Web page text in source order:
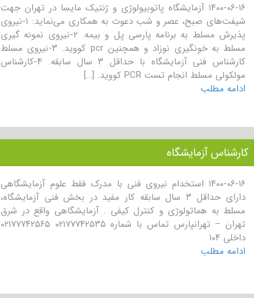
۱۴۰۰-۰۶-۱۶ آزمایشگاه پاتوبیولوژی و ژنتیک مایسا در تهران جهت
شیفت‌های صبح، عصر و شب دعوت به همکاری می‌نماید: ۱-نیروی
پذیرش مسلط به برنامه پارسى پل و بیمه. ۲-نیروی نمونه گیری
مسلط به خونگیری نوزاد و همچنین pcr کووید. ۳-نیروی مسلط
کارشناس فنی آزمایشگاه با حداقل ۳ سال سابقه. ۴-کارشناس
مولکولی مسلط انجام تست PCR کووید. […]
ادامه مطلب
کارشناس آزمایشگاه
۱۴۰۰-۰۶-۱۶ استخدام نیروی فنی با مدرک فقط علوم آزمایشگاهی
دارای حداقل ۳ سال سابقه کار مفید در بخش فنی آزمایشگاه،
مسلط به هماتولوژی و کنترل کیفی . آزمایشگاهی واقع در شرق
تهران – تهرانپارس تماس با شماره ۰۲۱۷۷۷۴۲۵۳۵ ۰۲۱۷۷۷۴۲۵۶۵
داخلی ۱۰۴
ادامه مطلب